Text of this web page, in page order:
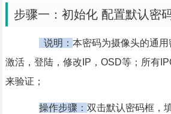
步骤一：初始化 配置默认密
说明： 本密码为摄像头的通
激活，登陆，修改IP，OSD等；所有
来验证；
操作步骤： 双击默认密码框，